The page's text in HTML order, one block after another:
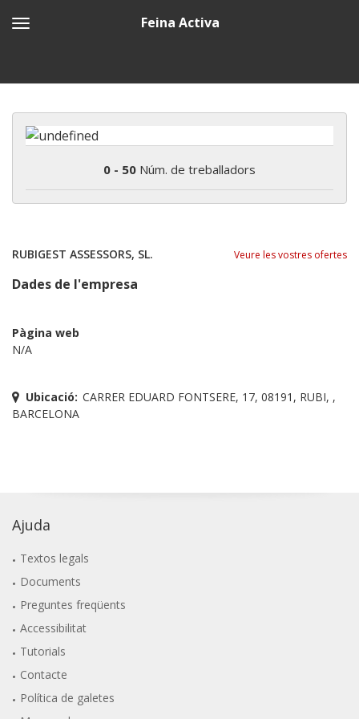
Feina Activa
0 - 50 Núm. de treballadors
RUBIGEST ASSESSORS, SL. Veure les vostres ofertes
Dades de l'empresa
Pàgina web
N/A
Ubicació: CARRER EDUARD FONTSERE, 17, 08191, RUBI, ,
BARCELONA
Ajuda
Textos legals
Documents
Preguntes freqüents
Accessibilitat
Tutorials
Contacte
Política de galetes